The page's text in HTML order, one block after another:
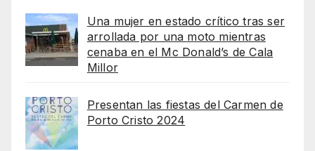
Una mujer en estado crítico tras ser
arrollada por una moto mientras
cenaba en el Mc Donald’s de Cala
Millor
Presentan las fiestas del Carmen de
Porto Cristo 2024